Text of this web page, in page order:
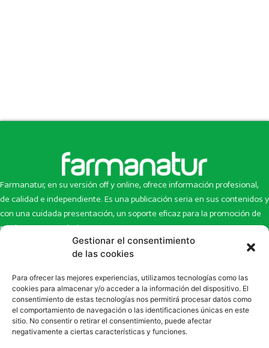
Gestionar el consentimiento
de las cookies
Para ofrecer las mejores experiencias, utilizamos tecnologías como las
cookies para almacenar y/o acceder a la información del dispositivo. El
consentimiento de estas tecnologías nos permitirá procesar datos como
el comportamiento de navegación o las identificaciones únicas en este
sitio. No consentir o retirar el consentimiento, puede afectar
negativamente a ciertas características y funciones.
Farmanatur, en su versión off y online, ofrece información profesional,
de calidad e independiente. Es una publicación seria en sus contenidos y
con una cuidada presentación, un soporte eficaz para la promoción de
productos y novedades.
Inicio
Newsletter
Eco Multimedia
Contacto
Artículos
Escaparate
Enlaces de interés
SUSCRÍBETE A NUESTRO NEWSLETTER